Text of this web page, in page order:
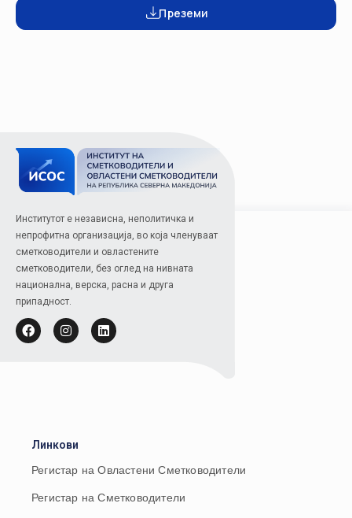
Преземи
Институтот е независна, неполитичка и
непрофитна организација, во која членуваат
сметководители и овластените
сметководители, без оглед на нивната
национална, верска, расна и друга
припадност.
Линкови
Регистар на Овластени Сметководители
Регистар на Сметководители